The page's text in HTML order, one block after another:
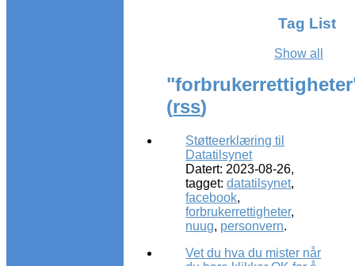
Tag List
Show all
(rss)
Støtteerklæring til
Datatilsynet
Datert: 2023-08-26,
tagget:datatilsynet,
facebook,
forbrukerrettigheter,
nuug, personvern.
Vet du hva du mister når